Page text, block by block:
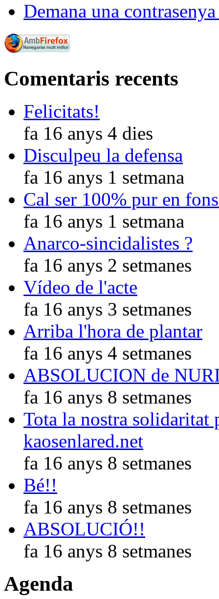
Demana una
Comentaris recents
Felicitats!
fa 16 anys 4 dies
Disculpeu la defensa
fa 16 anys 1 setmana
Cal ser 100% pur en
fa 16 anys 1 setmana
Anarco-sincidalistes ?
fa 16 anys 2 setmanes
Vídeo de l'acte
fa 16 anys 3 setmanes
Arriba l'hora de plantar
fa 16 anys 4 setmanes
ABSOLUCION de
fa 16 anys 8 setmanes
Tota la nostra solidaritat
kaosenlared.net
fa 16 anys 8 setmanes
Bé!!
fa 16 anys 8 setmanes
ABSOLUCIÓ!!
fa 16 anys 8 setmanes
Agenda